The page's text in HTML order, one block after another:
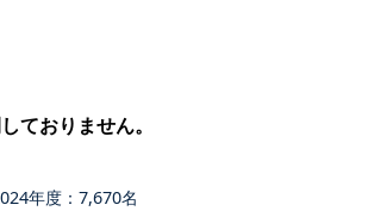
ておりません。
度：7,670名